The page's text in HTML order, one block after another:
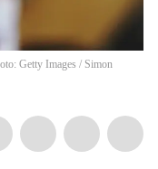
Getty Images / Simon